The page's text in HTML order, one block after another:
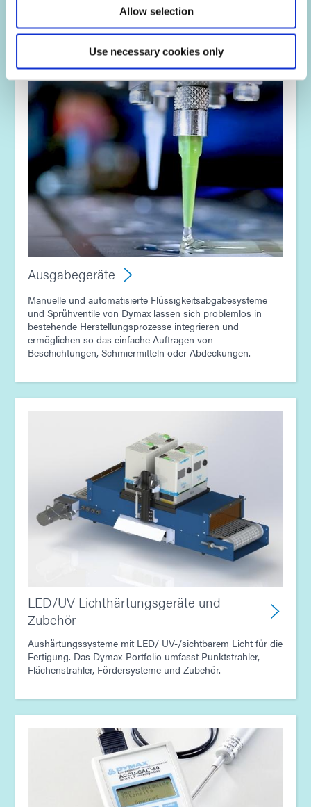
Allow selection
Use necessary cookies only
Erforderliche Ausrüstung
Ausgabegeräte
Manuelle und automatisierte Flüssigkeitsabgabesysteme
und Sprühventile von Dymax lassen sich problemlos in
bestehende Herstellungsprozesse integrieren und
ermöglichen so das einfache Auftragen von
Beschichtungen, Schmiermitteln oder Abdeckungen.
LED/UV Lichthärtungsgeräte und
Zubehör
Aushärtungssysteme mit LED/ UV-/sichtbarem Licht für die
Fertigung. Das Dymax-Portfolio umfasst Punktstrahler,
Flächenstrahler, Fördersysteme und Zubehör.